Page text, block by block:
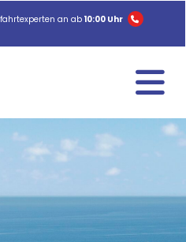
an ab 10:00 Uhr